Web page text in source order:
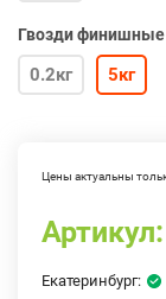
Гвозди
0.2кг 5кг
Цены актуальны
Артикул:
Екатеринбург: